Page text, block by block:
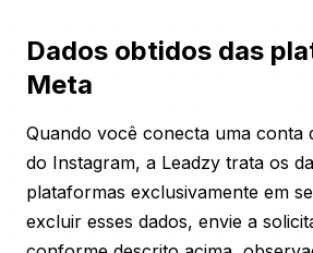
Dados obtidos das
Meta
Quando você conecta uma conta
do Instagram, a Leadzy trata os
plataformas exclusivamente em
excluir esses dados, envie a